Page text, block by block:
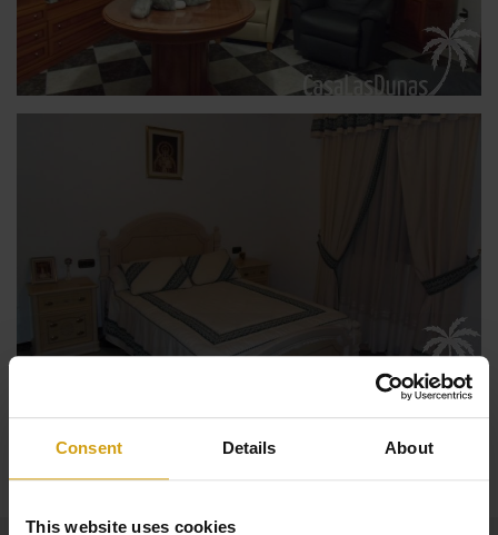
Consent Details About
This website uses cookies
Visa alla Foton